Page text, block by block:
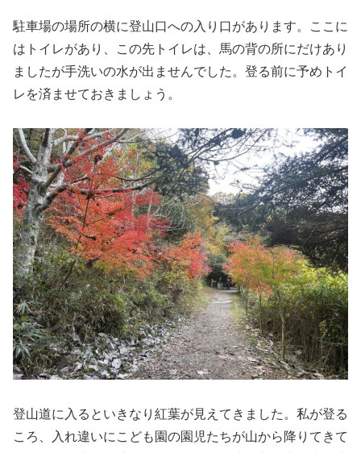
駐車場の場所の横に登山口への入り口があります。ここに
はトイレがあり、この先トイレは、馬の背の所にだけあり
ましたが手洗いの水が出ませんでした。登る前に予めトイ
レを済ませておきましょう。
登山道に入るといきなり紅葉が見えてきました。私が登る
ころ、入れ違いにこども園の園児たちが山から降りてきて